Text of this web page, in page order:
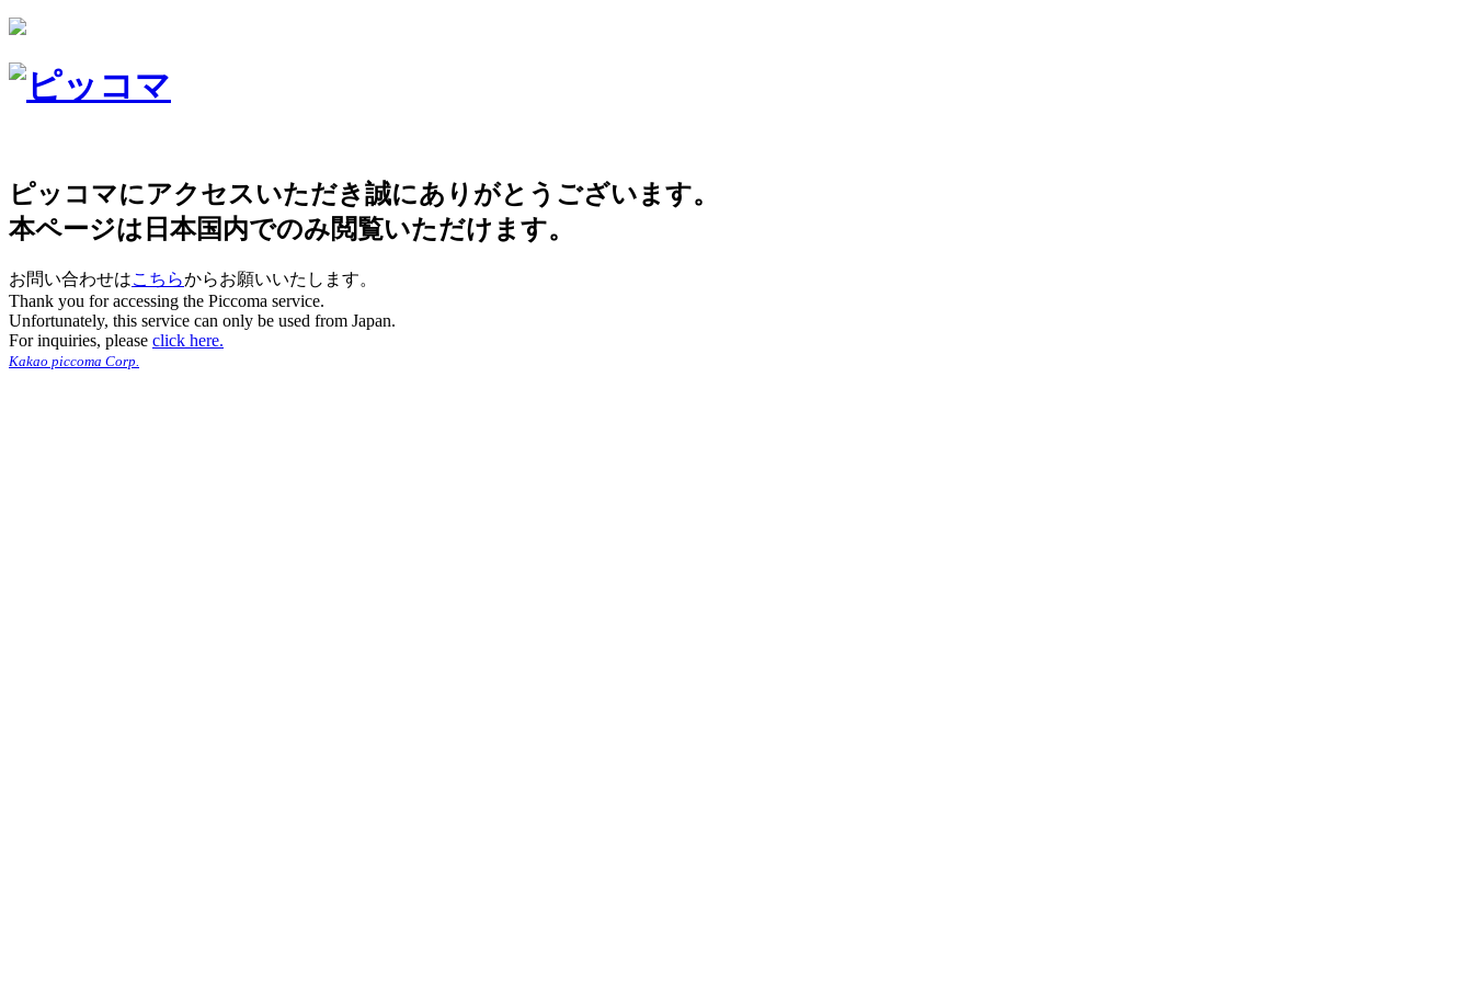
ピッコマにアクセスいただき誠にありがとうございます。
本ページは日本国内でのみ閲覧いただけます。
お問い合わせはこちらからお願いいたします。
Thank you for accessing the Piccoma service.
Unfortunately, this service can only be used from Japan.
For inquiries, please click here.
Kakao piccoma Corp.